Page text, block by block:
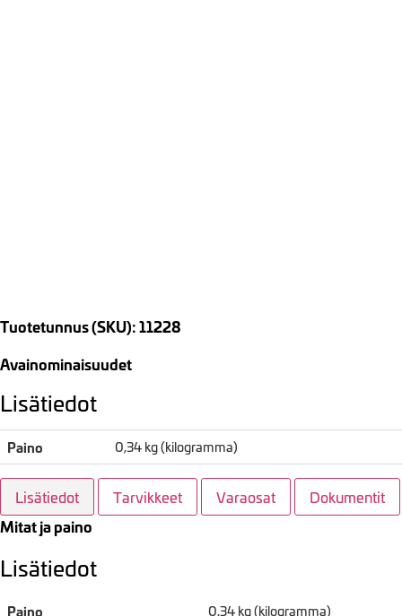
Tuotetunnus (SKU): 11228
Avainominaisuudet
Lisätiedot
Paino 0,34 kg (kilogramma)
Lisätiedot Tarvikkeet Varaosat Dokumentit
Mitat ja paino
Lisätiedot
Paino 0,34 kg (kilogramma)